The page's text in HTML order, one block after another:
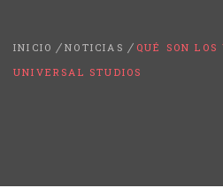
INICIO NOTICIAS
QUÉ SON LOS
UNIVERSAL STUDIOS